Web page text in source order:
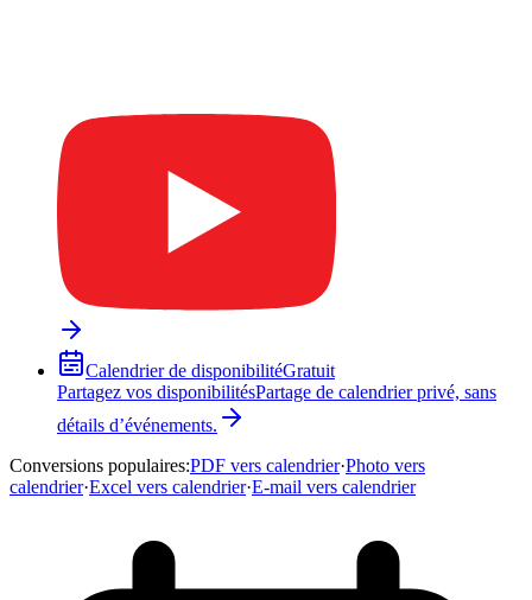
Calendrier de disponibilitéGratuit
Partagez vos disponibilitésPartage de calendrier privé, sans
détails d’événements.
Conversions populaires:PDF vers calendrier·Photo vers
calendrier·Excel vers calendrier·E-mail vers calendrier